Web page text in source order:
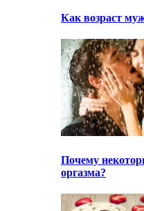
Как возраст
Почему
оргазма?